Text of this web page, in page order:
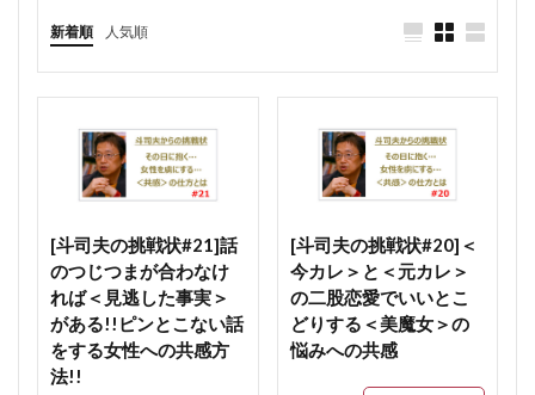
新着順 人気順
[斗司夫の挑戦状#21]話
のつじつまが合わなけ
れば＜見逃した事実＞
がある!!ピンとこない話
をする女性への共感方
法!!
[斗司夫の挑戦状#20]＜
今カレ＞と＜元カレ＞
の二股恋愛でいいとこ
どりする＜美魔女＞の
悩みへの共感